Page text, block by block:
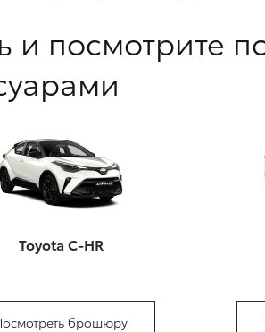
и посмотрите
Toyota C-HR
брошюру